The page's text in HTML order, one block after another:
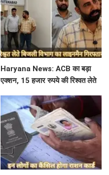
Haryana News: ACB का बड़ा
एक्शन, 15 हजार रुपये की रिश्वत लेते